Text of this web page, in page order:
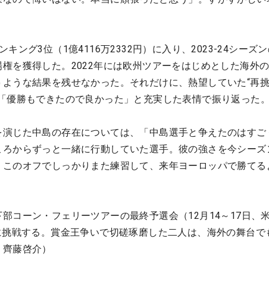
キング3位（1億4116万2332円）に入り、2023-24シーズン
を獲得した。2022年には欧州ツアーをはじめとした海外
うな結果を残せなかった。それだけに、熱望していた“再
優勝もできたので良かった」と充実した表情で振り返った。
じた中島の存在については、「中島選手と争えたのはすご
からずっと一緒に行動していた選手。彼の強さを今シーズ
のオフでしっかりまた練習して、来年ヨーロッパで勝てる
コーン・フェリーツアーの最終予選会（12月14～17日、
戦する。賞金王争いで切磋琢磨した二人は、海外の舞台で
藤啓介）